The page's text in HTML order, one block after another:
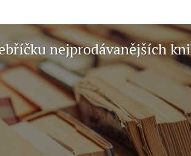
nejprodávanějších